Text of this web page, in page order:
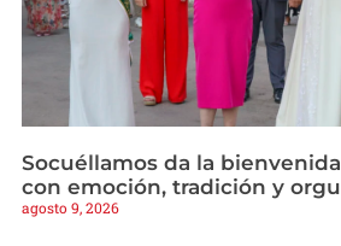
Socuéllamos da la
con emoción, tradición y
agosto 9, 2026